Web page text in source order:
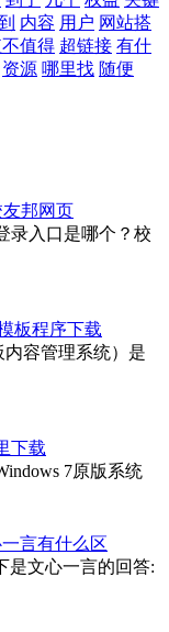
内容 用户 网站搭
值得 超链接 有什
资源 哪里找 随便
邦网页
录入口是哪个？校
板程序下载
容管理系统）是
下载
7原版系统
言有什么区
是文心一言的回答: